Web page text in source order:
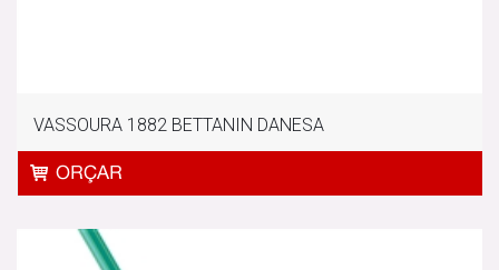
VASSOURA 1882 BETTANIN DANESA